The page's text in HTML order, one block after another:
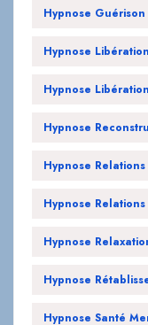
Hypnose
Hypnose
Hypnose
Hypnose
Hypnose
Hypnose
Hypnose
Hypnose
Hypnose Santé